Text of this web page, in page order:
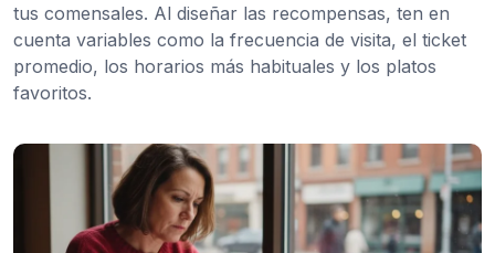
tus comensales. Al diseñar las recompensas, ten en
cuenta variables como la frecuencia de visita, el ticket
promedio, los horarios más habituales y los platos
favoritos.